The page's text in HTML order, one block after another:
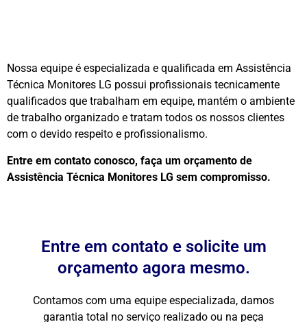
Nossa equipe é especializada e qualificada em Assistência
Técnica Monitores LG possui profissionais tecnicamente
qualificados que trabalham em equipe, mantém o ambiente
de trabalho organizado e tratam todos os nossos clientes
com o devido respeito e profissionalismo.
Entre em contato conosco, faça um orçamento de
Assistência Técnica Monitores LG sem compromisso.
Entre em contato e solicite um
orçamento agora mesmo.
Contamos com uma equipe especializada, damos
garantia total no serviço realizado ou na peça